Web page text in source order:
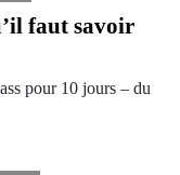
faut savoir
pour 10 jours – du